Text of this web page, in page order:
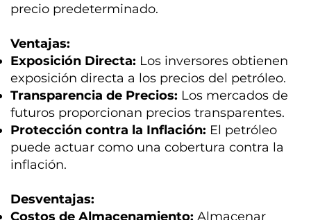
precio predeterminado.
Ventajas:
Exposición Directa: Los inversores obtienen
exposición directa a los precios del petróleo.
Transparencia de Precios: Los mercados de
futuros proporcionan precios transparentes.
Protección contra la Inflación: El petróleo
puede actuar como una cobertura contra la
inflación.
Desventajas:
Costos de Almacenamiento: Almacenar